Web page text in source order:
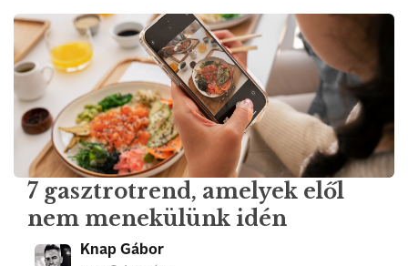
7 gasztrotrend, amelyek elől
nem menekülünk idén
Knap Gábor